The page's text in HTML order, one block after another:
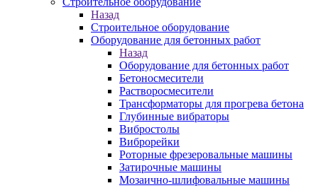
Назад
Строительное оборудование
Оборудование для бетонных работ
Назад
Оборудование для бетонных работ
Бетоносмесители
Растворосмесители
Трансформаторы для прогрева бетона
Глубинные вибраторы
Вибростолы
Виброрейки
Роторные фрезеровальные машины
Затирочные машины
Мозаично-шлифовальные машины